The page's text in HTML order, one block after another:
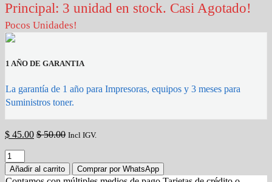
Principal: 3 unidad en stock. Casi Agotado!
Pocos Unidades!
1 AÑO DE GARANTIA
La garantía de 1 año para Impresoras, equipos y 3 meses para
Suministros toner.
$ 45.00 $50.00 Incl IGV.
Bolsa
de
tinta
Añadir al carrito Comprar por WhatsApp